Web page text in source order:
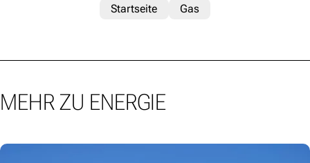
Startseite
Gas
MEHR ZU ENERGIE